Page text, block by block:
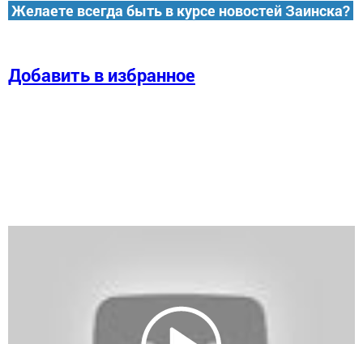
Желаете всегда быть в курсе новостей Заинска?
Добавить в избранное